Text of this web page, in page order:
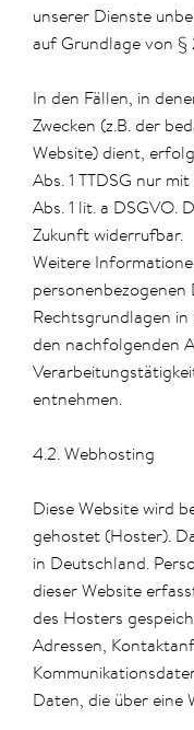
unserer Dienste
auf Grundlage von §
In den Fällen, in
Zwecken (z.B. der
Website) dient,
Abs. 1 TTDSG nur
Abs. 1 lit. a DSGVO.
Zukunft widerrufbar.
Weitere
personenbezogenen
Rechtsgrundlagen in
den nachfolgenden
entnehmen.
4.2. Webhosting
Diese Website wird
gehostet (Hoster).
in Deutschland.
dieser Website
des Hosters
Adressen,
Daten, die über eine